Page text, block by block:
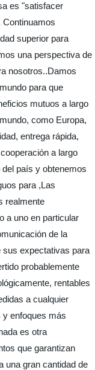
es "satisfacer
superior para
una perspectiva de
nosotros..Damos
para que
mutuos a largo
como Europa,
entrega rápida,
a largo
país y obtenemos
para ,Las
realmente
a uno en particular
de la
sus expectativas para
probablemente
rentables
a cualquier
y enfoques más
es otra
que garantizan
una gran cantidad de